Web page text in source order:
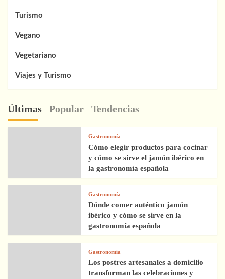
Turismo
Vegano
Vegetariano
Viajes y Turismo
Últimas Popular Tendencias
Gastronomía
Cómo elegir productos para cocinar
y cómo se sirve el jamón ibérico en
la gastronomía española
Gastronomía
Dónde comer auténtico jamón
ibérico y cómo se sirve en la
gastronomía española
Gastronomía
Los postres artesanales a domicilio
transforman las celebraciones y